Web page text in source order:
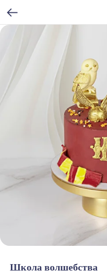
Школа волшебства